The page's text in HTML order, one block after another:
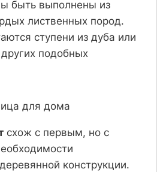
быть выполнены из
лиственных пород.
ступени из дуба или
подобных
схож с первым, но с
конструкции.